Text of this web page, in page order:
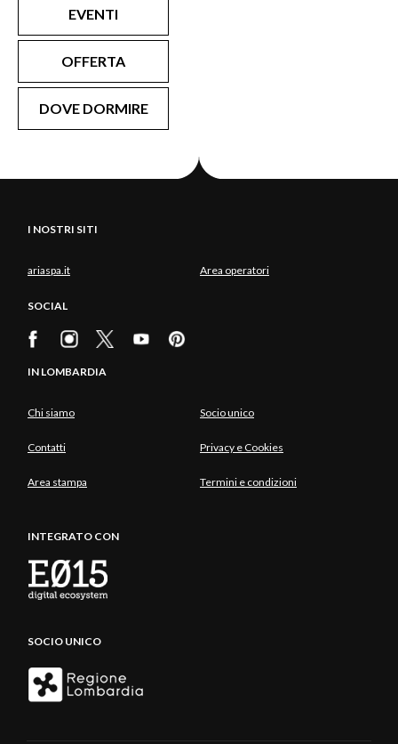
EVENTI
OFFERTA
DOVE DORMIRE
I NOSTRI SITI
ariaspa.it Area operatori
SOCIAL
IN LOMBARDIA
Chi siamo Socio unico
Contatti Privacy e Cookies
Area stampa Termini e condizioni
INTEGRATO CON
SOCIO UNICO